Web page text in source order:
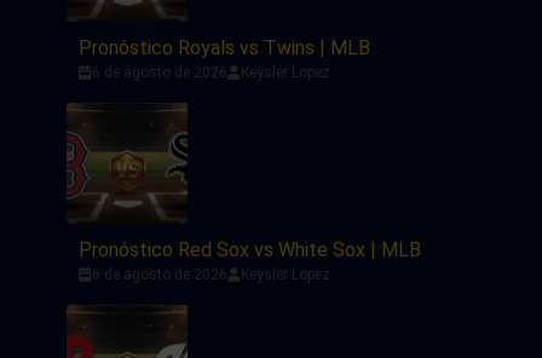
Pronóstico Royals vs Twins | MLB
6 de agosto de 2026 Keysler Lopez
Pronóstico Red Sox vs White Sox | MLB
6 de agosto de 2026 Keysler Lopez